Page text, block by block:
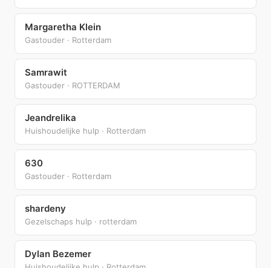
Margaretha Klein
Gastouder · Rotterdam
Samrawit
Gastouder · ROTTERDAM
Jeandrelika
Huishoudelijke hulp · Rotterdam
630
Gastouder · Rotterdam
shardeny
Gezelschaps hulp · rotterdam
Dylan Bezemer